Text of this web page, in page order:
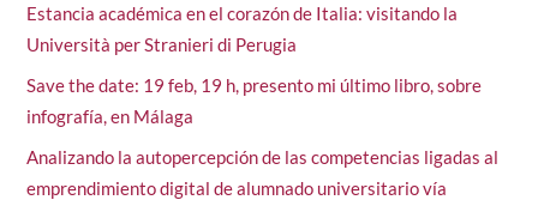
Estancia académica en el corazón de Italia: visitando la
Università per Stranieri di Perugia
Save the date: 19 feb, 19 h, presento mi último libro, sobre
infografía, en Málaga
Analizando la autopercepción de las competencias ligadas al
emprendimiento digital de alumnado universitario vía